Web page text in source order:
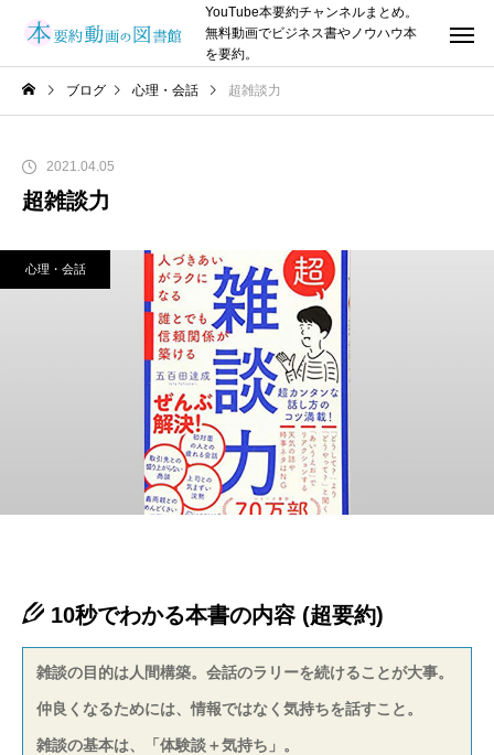
YouTube本要約チャンネルまとめ。
無料動画でビジネス書やノウハウ本
を要約。
ブログ 心理・会話 超雑談力
2021.04.05
超雑談力
心理・会話
10秒でわかる本書の内容 (超要約)
雑談の目的は人間構築。会話のラリーを続けることが大事。
仲良くなるためには、情報ではなく気持ちを話すこと。
雑談の基本は、「体験談＋気持ち」。